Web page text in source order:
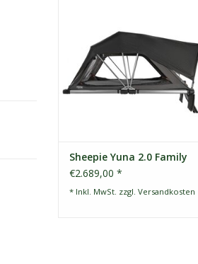
einfach aufzubauen.
ZUM WARENKORB HINZUFÜGEN
Sheepie Yuna 2.0 Family
€2.689,00 *
* Inkl. MwSt. zzgl. Versandkosten